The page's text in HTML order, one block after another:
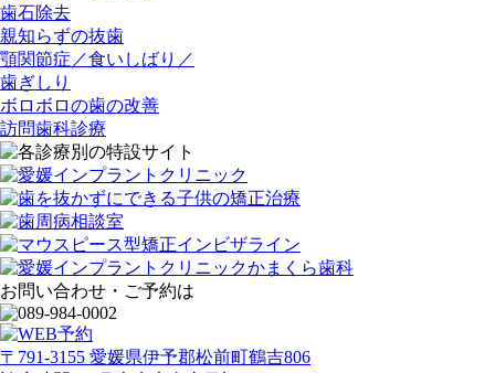
歯石除去
親知らずの抜歯
顎関節症／食いしばり／
歯ぎしり
ボロボロの歯の改善
訪問歯科診療
お問い合わせ・ご予約は
〒791-3155 愛媛県伊予郡松前町鶴吉806